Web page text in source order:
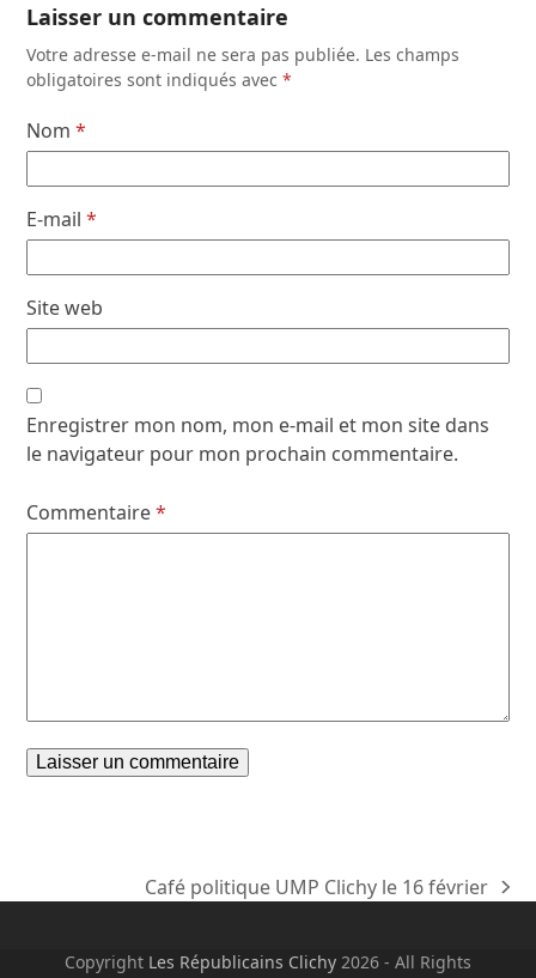
Laisser un commentaire
Votre adresse e-mail ne sera pas publiée. Les champs
obligatoires sont indiqués avec*
Nom*
E-mail*
Site web
Enregistrer mon nom, mon e-mail et mon site dans
le navigateur pour mon prochain commentaire.
Commentaire*
next
Café politique UMP Clichy le 16 février
Copyright Les Républicains Clichy 2026 - All Rights